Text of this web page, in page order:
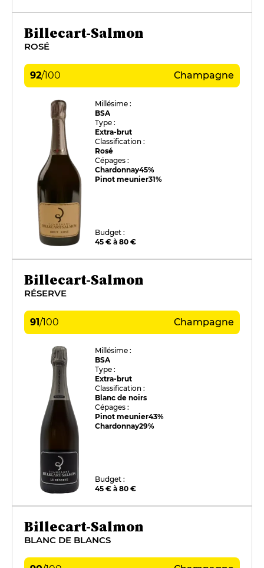
Billecart-Salmon
ROSÉ
92/100 Champagne
Millésime :
BSA
Type :
Extra-brut
Classification :
Rosé
Cépages :
Chardonnay45%
Pinot meunier31%
Budget :
45 € à 80 €
Billecart-Salmon
RÉSERVE
91/100 Champagne
Millésime :
BSA
Type :
Extra-brut
Classification :
Blanc de noirs
Cépages :
Pinot meunier43%
Chardonnay29%
Budget :
45 € à 80 €
Billecart-Salmon
BLANC DE BLANCS